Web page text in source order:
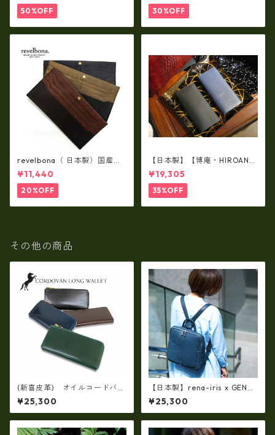
50%OFF
納）ir-02G
30%OFF
revelbona（ 日本製）国産牛
革製・お札入れ ロングウォ
レット rl-001
¥11,440
20%OFF
【日本製】【博庵・HIROAN】
最高級牛革（ボーテッド）札
入れ・長財布 ha-21535
¥19,305
35%OFF
その他の商品
(新喜皮革) オイルコードバ
ン・Lファスナー長財布ロング
ウォレット 日本製 tc-048
8
¥25,300
【日本製】rena-iris x GENO
VA（IMAIBAG）コラボ製品ラ
ンドセルデザイン・シュリン
クヌメ牛革・リュック（A4/si
¥25,300